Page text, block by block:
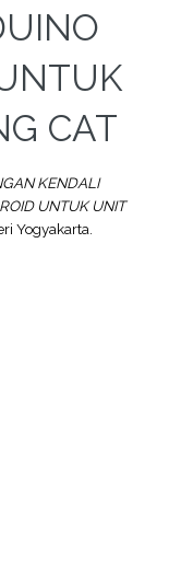
CAT
KENDALI
UNTUK UNIT
Yogyakarta.